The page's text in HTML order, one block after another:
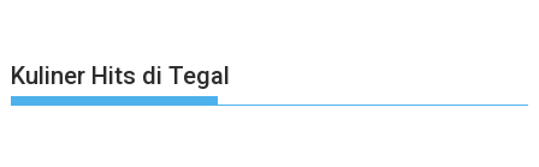
Kuliner Hits di Tegal